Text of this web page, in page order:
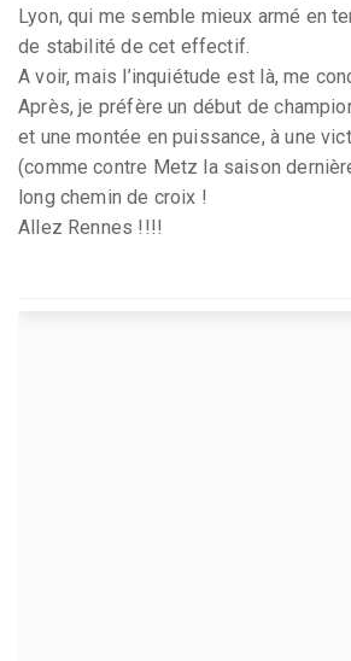
Lyon, qui me semble mieux armé en
de stabilité de cet effectif.
A voir, mais l’inquiétude est là, me
Après, je préfère un début de
et une montée en puissance, à une
(comme contre Metz la saison
long chemin de croix !
Allez Rennes !!!!